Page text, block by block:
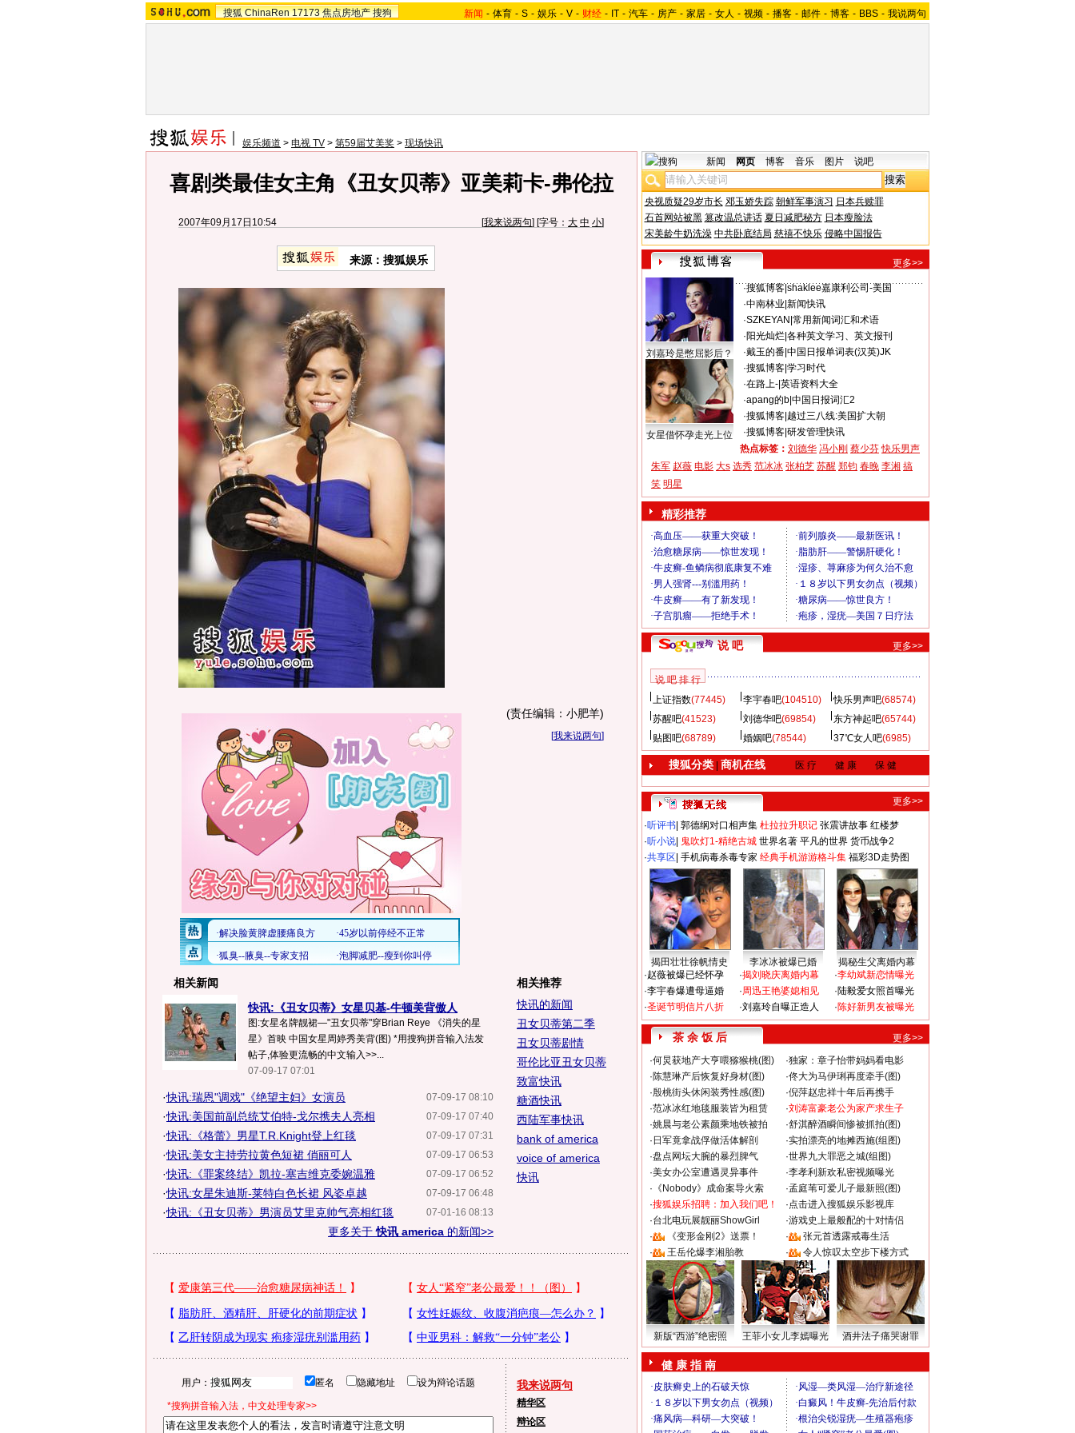
搜狐 ChinaRen 17173 焦点房地产 搜狗 新闻 - 体育 - S - 娱乐 - V - 财经 - IT - 汽车 - 房产 - 家居 - 女人 - 视频 - 播客 - 邮件 - 博客 - BBS - 我说两句
娱乐频道 > 电视 TV > 第59届艾美奖 > 现场快讯
喜剧类最佳女主角《丑女贝蒂》亚美莉卡-弗伦拉
2007年09月17日10:54 [我来说两句] [字号： 大 中 小]
来源：搜狐娱乐
(责任编辑：小肥羊)
[我来说两句]
相关新闻
快讯:《丑女贝蒂》女星贝基-牛顿美背傲人
图:女星名牌靓裙—"丑女贝蒂"穿Brian Reye 《消失的星
星》首映 中国女星周婷秀美背(图) *用搜狗拼音输入法发
帖子,体验更流畅的中文输入>>...
07-09-17 07:01
07-09-17 08:10
·快讯:瑞恩"调戏"《绝望主妇》女演员
07-09-17 07:40
·快讯:美国前副总统艾伯特-戈尔携夫人亮相
07-09-17 07:31
·快讯:《格蕾》男星T.R.Knight登上红毯
07-09-17 06:53
·快讯:美女主持劳拉黄色短裙 俏丽可人
07-09-17 06:52
·快讯:《罪案终结》凯拉-塞吉维克委婉温雅
07-09-17 06:48
·快讯:女星朱迪斯-莱特白色长裙 风姿卓越
07-01-16 08:13
·快讯:《丑女贝蒂》男演员艾里克帅气亮相红毯
更多关于快讯 america 的新闻>>
相关推荐
快讯的新闻
丑女贝蒂第二季
丑女贝蒂剧情
哥伦比亚丑女贝蒂
致富快讯
糖酒快讯
西陆军事快讯
bank of america
voice of america
快讯
用户： 匿名 隐藏地址 设为辩论话题
*搜狗拼音输入法，中文处理专家>>
我来说两句
精华区
辩论区
新闻 网页 博客 音乐 图片 说吧
央视质疑29岁市长 邓玉娇失踪 朝鲜军事演习 日本兵赎罪
石首网站被黑 篡改温总讲话 夏日减肥秘方 日本瘦脸法
宋美龄牛奶洗澡 中共卧底结局 慈禧不快乐 侵略中国报告
更多>>
刘嘉玲是憋屈影后？
女星借怀孕走光上位
·搜狐博客| shaklee嘉康利公司-美国
·中南林业 新闻快讯
·SZKEYAN 常用新闻词汇和术语
·阳光灿烂| 各种英文学习、英文报刊
·戴玉的番| 中国日报单词表(汉英)JK
·搜狐博客| 学习时代
·在路上-| 英语资料大全
·apang的b| 中国日报词汇2
·搜狐博客| 越过三八线:美国扩大朝
·搜狐博客| 研发管理快讯
热点标签： 刘德华 冯小刚 蔡少芬 快乐男声
朱军 赵薇 电影 大s 选秀 范冰冰 张柏芝 苏醒 郑钧 春晚 李湘 搞
笑 明星
精彩推荐
说 吧 更多>>
说 吧 排 行
上证指数(77445) 李宇春吧(104510) 快乐男声吧(68574)
苏醒吧(41523) 刘德华吧(69854) 东方神起吧(65744)
贴图吧(68789) 婚姻吧(78544) 37℃女人吧(6985)
搜狐分类| 商机在线 医 疗 健 康 保 健
更多>>
·听评书 郭德纲对口相声集 杜拉拉升职记 张震讲故事 红楼梦
·听小说 鬼吹灯1-精绝古城 世界名著 平凡的世界 货币战争2
·共享区 手机病毒杀毒专家 经典手机游游格斗集 福彩3D走势图
揭田壮壮徐帆情史 李冰冰被爆已婚
揭秘生父离婚内幕
·赵薇被爆已经怀孕
·李宇春爆遭母逼婚
·圣诞节明信片八折
·揭刘晓庆离婚内幕
·周迅王艳婆媳相见
·刘嘉玲自曝正造人
·李幼斌新恋情曝光
·陆毅爱女照首曝光
·陈好新男友被曝光
茶 余 饭 后
更多>>
·何炅获地产大亨喂猕猴桃(图) ·独家：章子怡带妈妈看电影
·陈慧琳产后恢复好身材(图) ·佟大为马伊琍再度牵手(图)
·殷桃街头休闲装秀性感(图) ·倪萍赵忠祥十年后再携手
·范冰冰红地毯服装皆为租赁 ·刘涛富豪老公为家产求生子
·姚晨与老公素颜乘地铁被拍 ·舒淇醉酒瞬间惨被抓拍(图)
· 日军竟拿战俘做活体解剖 ·实拍漂亮的地摊西施(组图)
·盘点网坛大腕的暴烈脾气 ·世界九大罪恶之城(组图)
·美女办公室遭遇灵异事件 ·李孝利新欢私密视频曝光
· 《Nobody》成命案导火索 ·孟庭苇可爱儿子最新照(图)
·搜狐娱乐招聘：加入我们吧！ ·点击进入搜狐娱乐影视库
·台北电玩展靓丽ShowGirl ·游戏史上最般配的十对情侣
·
《变形金刚2》送票！ ·
张元首透露戒毒生活
·
王岳伦爆李湘胎教 · 令人惊叹太空步下楼方式
新版“西游”绝密照 王菲小女儿李嫣曝光 酒井法子痛哭谢罪
健 康 指 南